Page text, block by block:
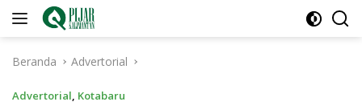
Langsung
Beranda
Advertorial
Advertorial, Kotabaru